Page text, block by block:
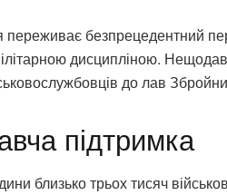
переживає безпрецедентний
дисципліною.
до лав
підтримка
близько трьох тисяч